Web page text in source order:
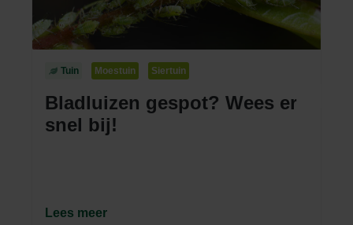
Tuin Moestuin Siertuin
Bladluizen gespot? Wees er
snel bij!
Lees meer